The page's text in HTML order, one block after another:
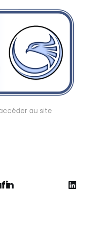
au site